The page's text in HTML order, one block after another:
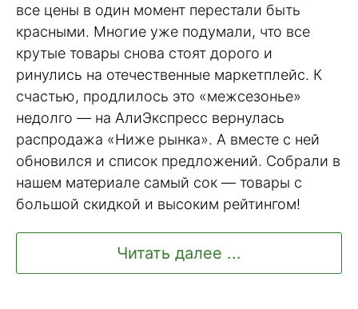
все цены в один момент перестали быть
красными. Многие уже подумали, что все
крутые товары снова стоят дорого и
ринулись на отечественные маркетплейс. К
счастью, продлилось это «межсезонье»
недолго — на АлиЭкспресс вернулась
распродажа «Ниже рынка». А вместе с ней
обновился и список предложений. Собрали в
нашем материале самый сок — товары с
большой скидкой и высоким рейтингом!
Читать далее ...